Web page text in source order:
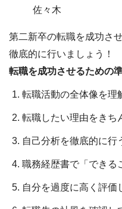
佐々木
第二新卒の転職を成功さ
徹底的に行いましょう！
転職を成功させるための
転職活動の全体像を理
転職したい理由をきち
自己分析を徹底的に行
職務経歴書で「できる
自分を過度に高く評価